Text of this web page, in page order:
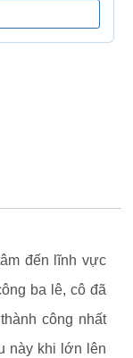
đến lĩnh vực
ba lê, cô đã
công nhất
này khi lớn lên